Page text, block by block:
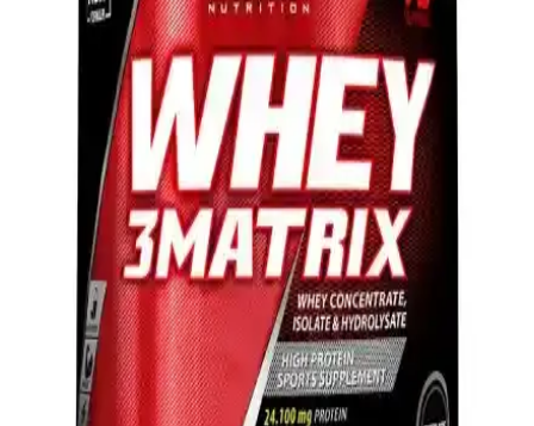
Eyüp Sabri Tuncer Doğal Zencefil Özlü Diş
Macunu: Hassas Dişler ve Diş Eti İçin Doğal Bakım
Doğal içeriklerle formüle edilen bu diş macunu, hassas dişlere ve diş
eti sorunlarına karşı etkili olup, ferahlatıcı ve sağlıklı bir ağız bakımı
Dynamic Nutrition BCAA+ Glutamine ve Kreatin
Monohidrat Karşılaştırması
Bu makalede, Dynamic Nutrition BCAA+ Glutamine ve Kreatin
Monohidrat ürünleri detaylı karşılaştırılarak içerik, kullanım ve
kullanıcı deneyimleri analiz edildi.
TRN Life Çok Fonksiyonlu Masaj Yastığı ile
Kaslarınızı Rahatlatın ve Stresi Azaltın